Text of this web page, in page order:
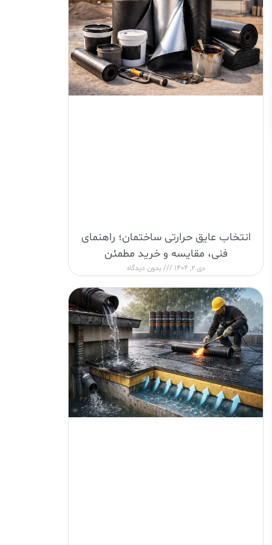
انتخاب عایق حرارتی ساختمان؛ راهنمای
فنی، مقایسه و خرید مطمئن
دی 2, 1404 بدون دیدگاه